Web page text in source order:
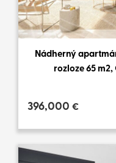
Nádherný
rozloze 65
396,000 €